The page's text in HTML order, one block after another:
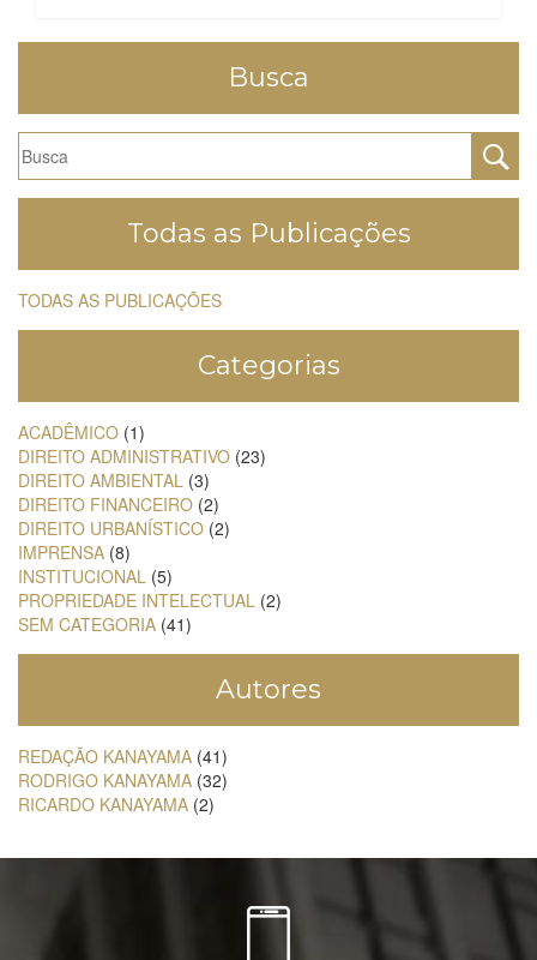
Busca
Todas as Publicações
TODAS AS PUBLICAÇÕES
Categorias
ACADÊMICO (1)
DIREITO ADMINISTRATIVO (23)
DIREITO AMBIENTAL (3)
DIREITO FINANCEIRO (2)
DIREITO URBANÍSTICO (2)
IMPRENSA (8)
INSTITUCIONAL (5)
PROPRIEDADE INTELECTUAL (2)
SEM CATEGORIA (41)
Autores
REDAÇÃO KANAYAMA (41)
RODRIGO KANAYAMA (32)
RICARDO KANAYAMA (2)